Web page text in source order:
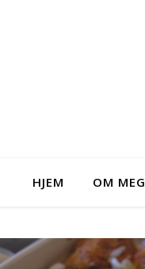
HJEM OM MEG